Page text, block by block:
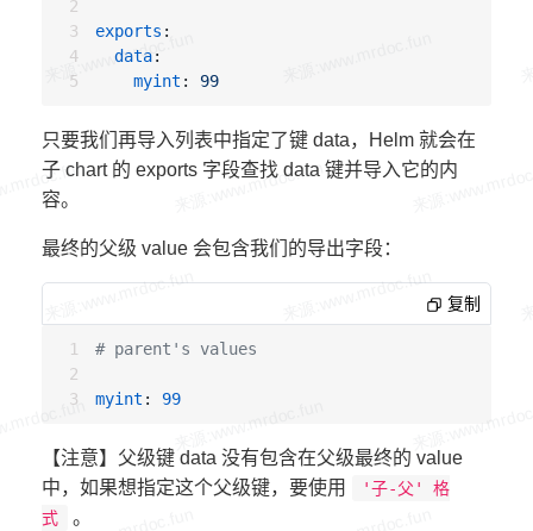
exports :
data:
myint : 99
只要我们再导入列表中指定了键 data，Helm 就会在
子 chart 的 exports 字段查找 data 键并导入它的内
容。
最终的父级 value 会包含我们的导出字段：
复制
# parent's values
myint : 99
【注意】父级键 data 没有包含在父级最终的 value
中，如果想指定这个父级键，要使用
'子-父' 格
式
。